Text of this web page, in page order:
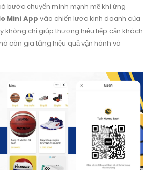
bước chuyển mình mạnh mẽ khi ứng
Mini App vào chiến lược kinh doanh của
không chỉ giúp thương hiệu tiếp cận khách
còn gia tăng hiệu quả vận hành và